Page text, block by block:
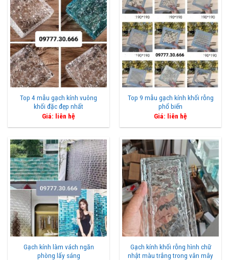
Top 4 mẫu gạch kính vuông
khối đặc đẹp nhất
Giá: liên hệ
Top 9 mẫu gạch kính khối rỗng
phổ biến
Giá: liên hệ
Gạch kính làm vách ngăn
phòng lấy sáng
Gạch kính khối rỗng hình chữ
nhật màu trắng trong vân mây